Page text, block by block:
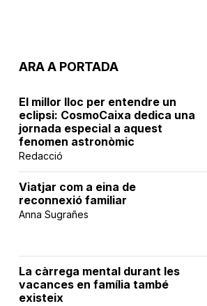
ARA A PORTADA
El millor lloc per entendre un
eclipsi: CosmoCaixa dedica una
jornada especial a aquest
fenomen astronòmic
Redacció
Viatjar com a eina de
reconnexió familiar
Anna Sugrañes
La càrrega mental durant les
vacances en família també
existeix